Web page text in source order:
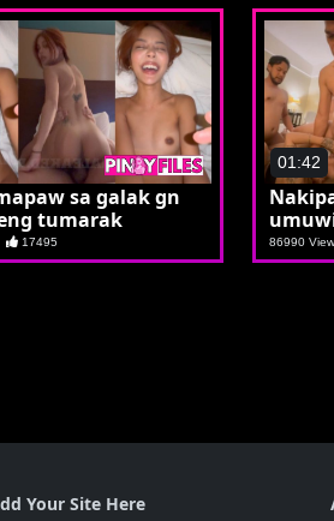
sa galak gn
tumarak
17495
01:42
86990
Your Site Here